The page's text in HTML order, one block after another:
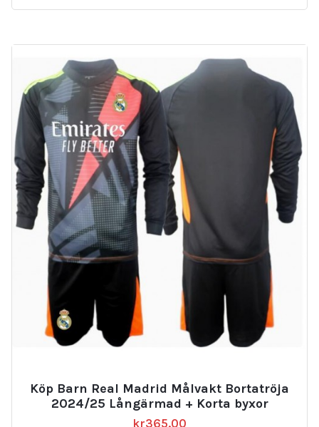
Köp Barn Real Madrid Målvakt Bortatröja
2024/25 Långärmad + Korta byxor
kr365.00